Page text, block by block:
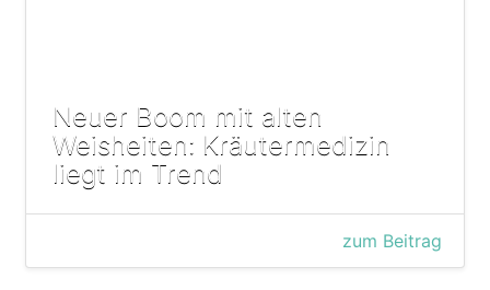
Neuer Boom mit alten
Weisheiten: Kräutermedizin
liegt im Trend
zum Beitrag